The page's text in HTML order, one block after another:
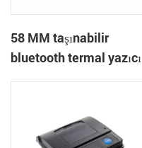
58 MM taşınabilir
bluetooth termal yazıcı